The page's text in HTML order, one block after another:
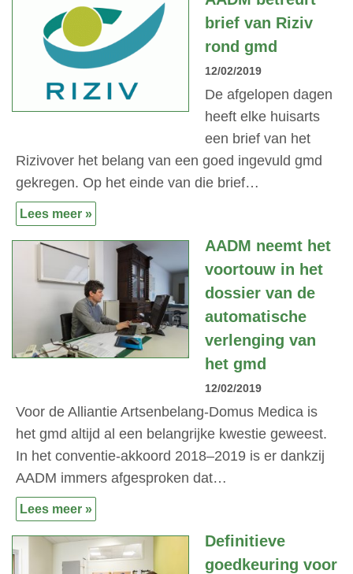
brief van Riziv
rond gmd
12/02/2019
De afgelopen dagen
heeft elke huisarts
een brief van het
Rizivover het belang van een goed ingevuld gmd
gekregen. Op het einde van die brief…
Lees meer »
AADM neemt het
voortouw in het
dossier van de
automatische
verlenging van
het gmd
12/02/2019
Voor de Alliantie Artsenbelang-Domus Medica is
het gmd altijd al een belangrijke kwestie geweest.
In het conventie-akkoord 2018–2019 is er dankzij
AADM immers afgesproken dat…
Lees meer »
Definitieve
goedkeuring voor